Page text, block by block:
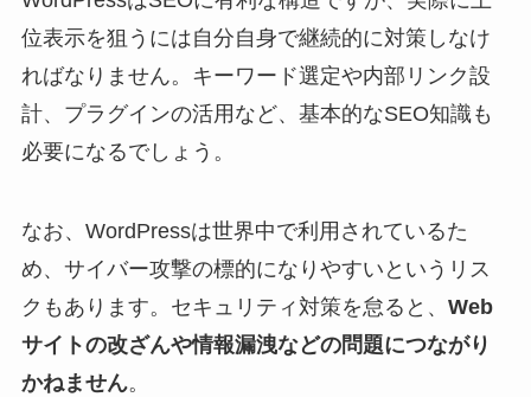
位表示を狙うには自分自身で継続的に対策しなけ
ればなりません。キーワード選定や内部リンク設
計、プラグインの活用など、基本的なSEO知識も
必要になるでしょう。
なお、WordPressは世界中で利用されているた
め、サイバー攻撃の標的になりやすいというリス
クもあります。セキュリティ対策を怠ると、 Web
サイトの改ざんや情報漏洩などの問題につながり
かねません。